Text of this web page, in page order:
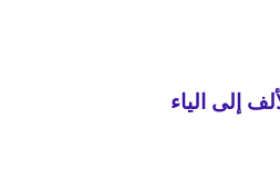
إلى الياء